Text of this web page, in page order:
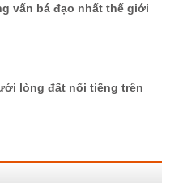
vấn bá đạo nhất thế giới
lòng đất nổi tiếng trên